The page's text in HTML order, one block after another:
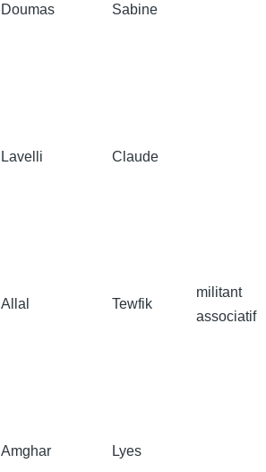
Doumas Sabine
Lavelli Claude
Allal Tewfik
militant
associatif
Amghar Lyes